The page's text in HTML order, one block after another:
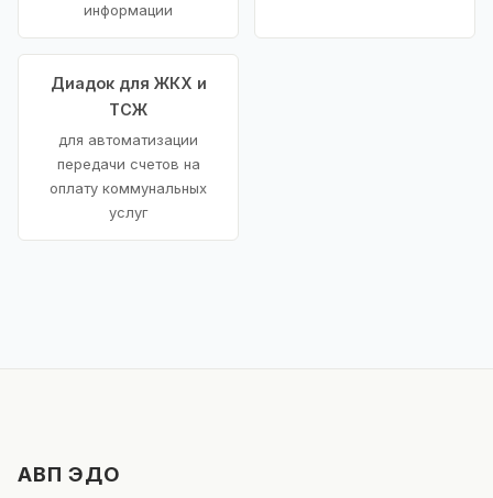
информации
Диадок для ЖКХ и
ТСЖ
для автоматизации
передачи счетов на
оплату коммунальных
услуг
АВП ЭДО